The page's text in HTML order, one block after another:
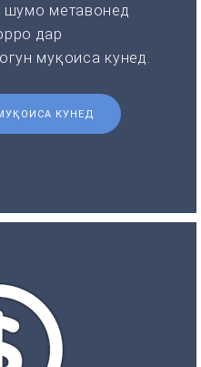
шумо метавонед
дар
муқоиса кунед.
КУНЕД